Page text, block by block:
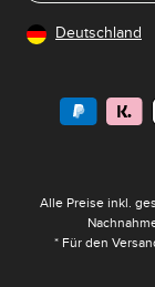
Deutschland
Alle Preise inkl.
* Für den